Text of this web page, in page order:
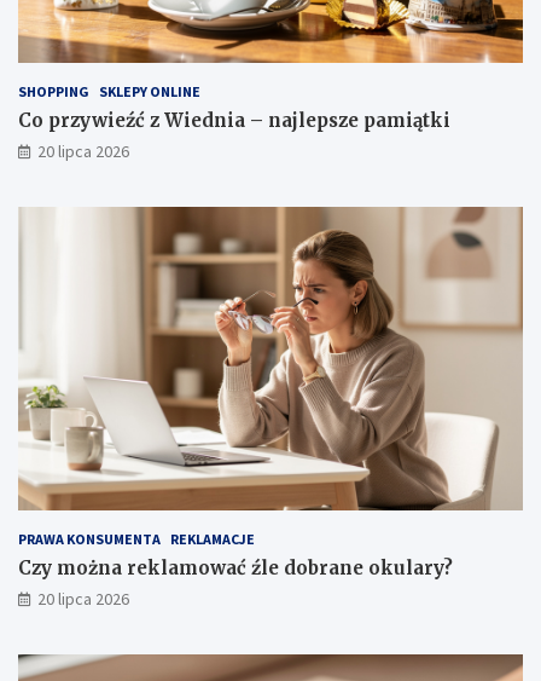
SHOPPING SKLEPY ONLINE
Co przywieźć z Wiednia – najlepsze pamiątki
20 lipca 2026
PRAWA KONSUMENTA REKLAMACJE
Czy można reklamować źle dobrane okulary?
20 lipca 2026